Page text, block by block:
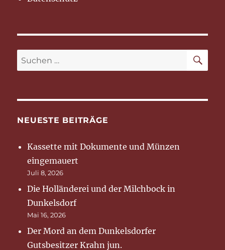
Suchen
nach:
NEUESTE BEITRÄGE
Kassette mit Dokumente und Münzen
eingemauert
Juli 8, 2026
Die Holländerei und der Milchbock in
Dunkelsdorf
Mai 16, 2026
Der Mord an dem Dunkelsdorfer
Gutsbesitzer Krahn jun.